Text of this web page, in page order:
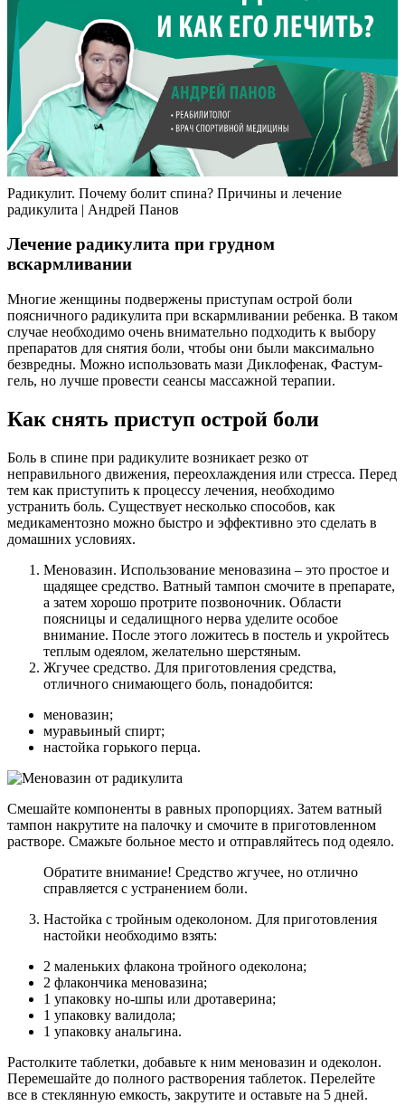
Радикулит. Почему болит спина? Причины и лечение
радикулита | Андрей Панов
Лечение радикулита при грудном
вскармливании
Многие женщины подвержены приступам острой боли
поясничного радикулита при вскармливании ребенка. В таком
случае необходимо очень внимательно подходить к выбору
препаратов для снятия боли, чтобы они были максимально
безвредны. Можно использовать мази Диклофенак, Фастум-
гель, но лучше провести сеансы массажной терапии.
Как снять приступ острой боли
Боль в спине при радикулите возникает резко от
неправильного движения, переохлаждения или стресса. Перед
тем как приступить к процессу лечения, необходимо
устранить боль. Существует несколько способов, как
медикаментозно можно быстро и эффективно это сделать в
домашних условиях.
Меновазин. Использование меновазина – это простое и
щадящее средство. Ватный тампон смочите в препарате,
а затем хорошо протрите позвоночник. Области
поясницы и седалищного нерва уделите особое
внимание. После этого ложитесь в постель и укройтесь
теплым одеялом, желательно шерстяным.
Жгучее средство. Для приготовления средства,
отличного снимающего боль, понадобится:
меновазин;
муравьиный спирт;
настойка горького перца.
Смешайте компоненты в равных пропорциях. Затем ватный
тампон накрутите на палочку и смочите в приготовленном
растворе. Смажьте больное место и отправляйтесь под одеяло.
Обратите внимание! Средство жгучее, но отлично
справляется с устранением боли.
Настойка с тройным одеколоном. Для приготовления
настойки необходимо взять:
2 маленьких флакона тройного одеколона;
2 флакончика меновазина;
1 упаковку но-шпы или дротаверина;
1 упаковку валидола;
1 упаковку анальгина.
Растолките таблетки, добавьте к ним меновазин и одеколон.
Перемешайте до полного растворения таблеток. Перелейте
все в стеклянную емкость, закрутите и оставьте на 5 дней.